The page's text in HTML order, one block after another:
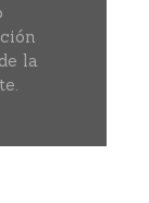
la